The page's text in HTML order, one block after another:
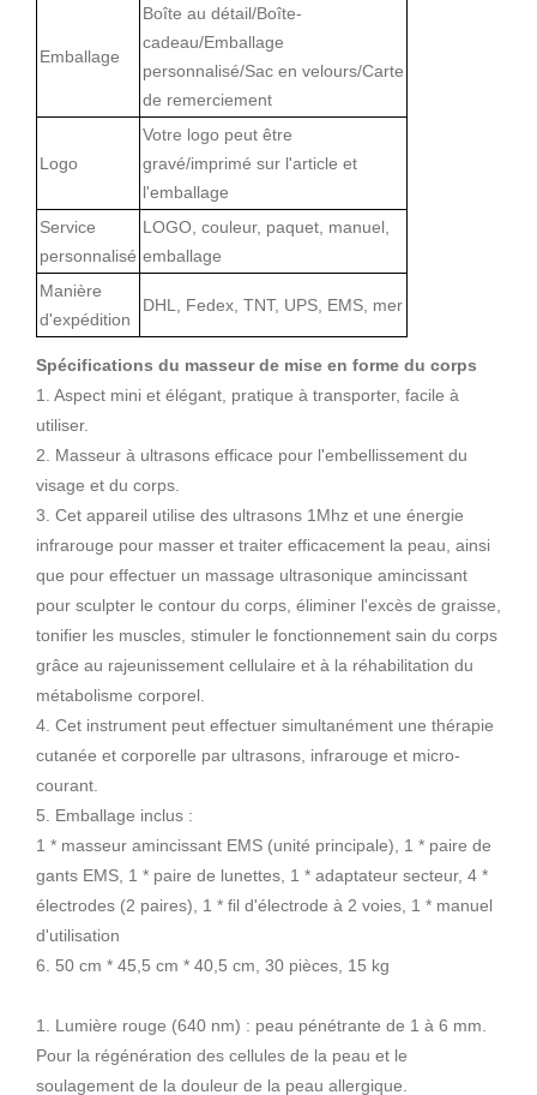
Emballage
Boîte au détail/Boîte-
cadeau/Emballage
personnalisé/Sac en velours/Carte
de remerciement
Logo
Votre logo peut être
gravé/imprimé sur l'article et
l'emballage
Service
personnalisé
LOGO, couleur, paquet, manuel,
emballage
Manière
d'expédition
DHL, Fedex, TNT, UPS, EMS, mer
Spécifications du masseur de mise en forme du corps
1. Aspect mini et élégant, pratique à transporter, facile à
utiliser.
2. Masseur à ultrasons efficace pour l'embellissement du
visage et du corps.
3. Cet appareil utilise des ultrasons 1Mhz et une énergie
infrarouge pour masser et traiter efficacement la peau, ainsi
que pour effectuer un massage ultrasonique amincissant
pour sculpter le contour du corps, éliminer l'excès de graisse,
tonifier les muscles, stimuler le fonctionnement sain du corps
grâce au rajeunissement cellulaire et à la réhabilitation du
métabolisme corporel.
4. Cet instrument peut effectuer simultanément une thérapie
cutanée et corporelle par ultrasons, infrarouge et micro-
courant.
5. Emballage inclus :
1 * masseur amincissant EMS (unité principale), 1 * paire de
gants EMS, 1 * paire de lunettes, 1 * adaptateur secteur, 4 *
électrodes (2 paires), 1 * fil d'électrode à 2 voies, 1 * manuel
d'utilisation
6. 50 cm * 45,5 cm * 40,5 cm, 30 pièces, 15 kg
1. Lumière rouge (640 nm) : peau pénétrante de 1 à 6 mm.
Pour la régénération des cellules de la peau et le
soulagement de la douleur de la peau allergique.